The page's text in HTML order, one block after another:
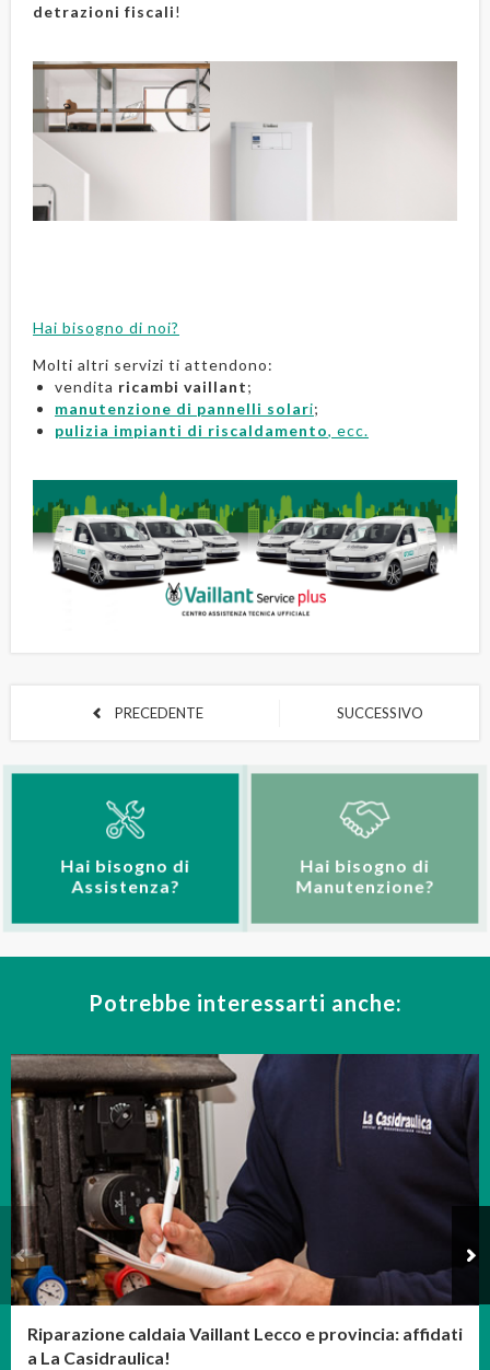
detrazioni fiscali!
Hai bisogno di noi?
Molti altri servizi ti attendono:
vendita ricambi vaillant;
manutenzione di pannelli solari;
pulizia impianti di riscaldamento, ecc.
PRECEDENTE SUCCESSIVO
Hai bisogno di
Assistenza?
Hai bisogno di
Manutenzione?
Potrebbe interessarti anche:
Riparazione caldaia Vaillant Lecco e provincia: affidati
a La Casidraulica!